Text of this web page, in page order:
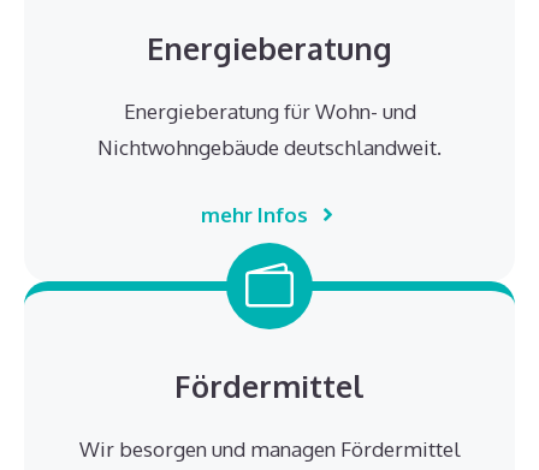
Energieberatung
Energieberatung für Wohn- und
Nichtwohngebäude deutschlandweit.
mehr Infos
Fördermittel
Wir besorgen und managen Fördermittel